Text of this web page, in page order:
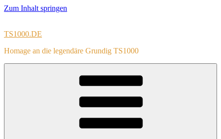
Zum Inhalt springen
TS1000.DE
Homage an die legendäre Grundig TS1000